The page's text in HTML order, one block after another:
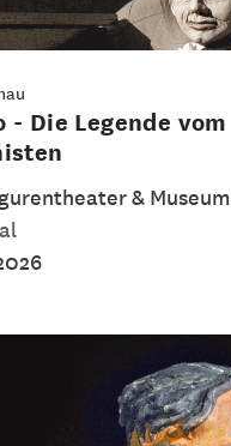
- Die Legende vom
& Museum